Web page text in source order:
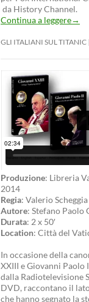
da History Channel.
Continua a leggere→
GLI ITALIANI SUL TITANIC
Produzione: Libreria
2014
Regia: Valerio Scheggia
Autore: Stefano Paolo
Durata: 2 x 50′
Location: Città del
In occasione della
XXIII e Giovanni
dalla Radiotelevisione
DVD, raccontano il
che hanno segnato la